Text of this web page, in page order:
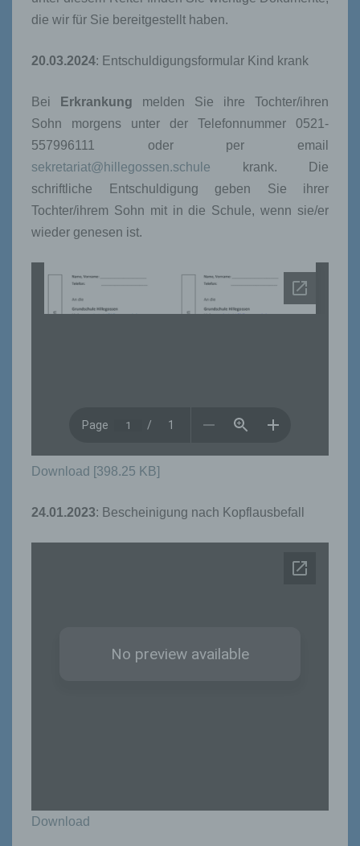
die wir für Sie bereitgestellt haben.
20.03.2024: Entschuldigungsformular Kind krank
Bei Erkrankung melden Sie ihre Tochter/ihren
Sohn morgens unter der Telefonnummer 0521-
557996111 oder per email
sekretariat@hillegossen.schule krank. Die
schriftliche Entschuldigung geben Sie ihrer
Tochter/ihrem Sohn mit in die Schule, wenn sie/er
wieder genesen ist.
Download [398.25 KB]
24.01.2023: Bescheinigung nach Kopflausbefall
Download